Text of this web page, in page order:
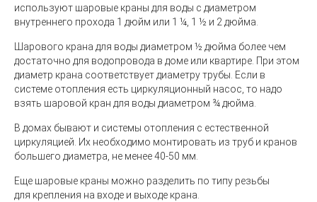
используют шаровые краны для воды с диаметром
внутреннего прохода 1 дюйм или 1 ¼, 1 ½ и 2 дюйма.
Шарового крана для воды диаметром ½ дюйма более чем
достаточно для водопровода в доме или квартире. При этом
диаметр крана соответствует диаметру трубы. Если в
системе отопления есть циркуляционный насос, то надо
взять шаровой кран для воды диаметром ¾ дюйма.
В домах бывают и системы отопления с естественной
циркуляцией. Их необходимо монтировать из труб и кранов
большего диаметра, не менее 40-50 мм.
Еще шаровые краны можно разделить по типу резьбы
для крепления на входе и выходе крана.